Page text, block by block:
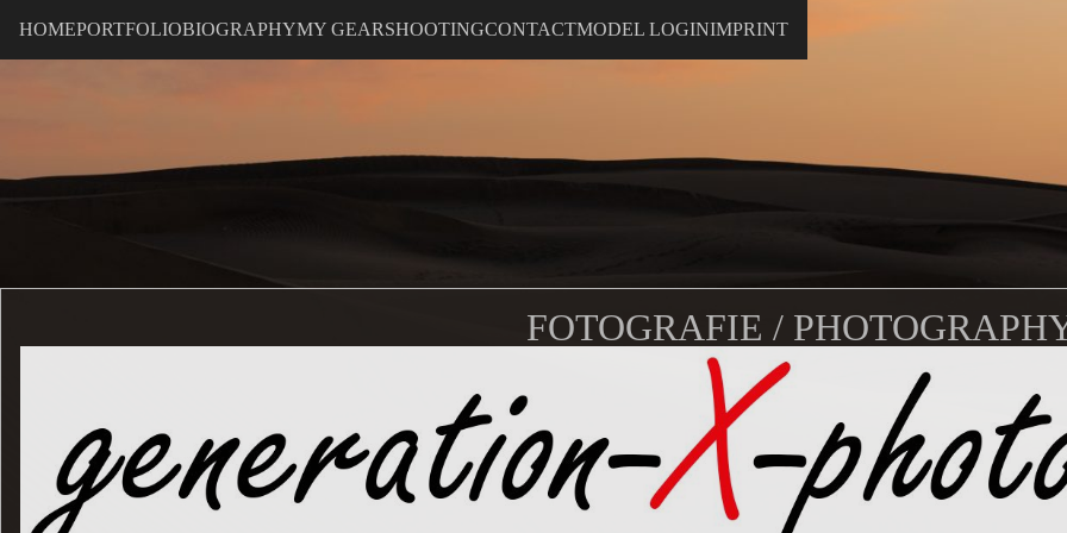
HOMEPORTFOLIOBIOGRAPHYMY GEARSHOOTINGCONTACTMODEL LOGINIMPRINT
FOTOGRAFIE /